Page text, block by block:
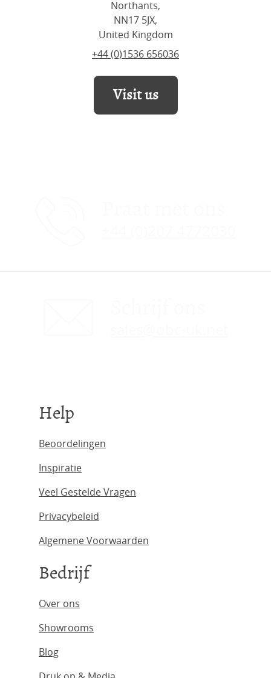
Northants,
NN17 5JX,
United Kingdom
+44 (0)1536 656036
Visit us
Help
Beoordelingen
Inspiratie
Veel Gestelde Vragen
Privacybeleid
Algemene Voorwaarden
Bedrijf
Over ons
Showrooms
Blog